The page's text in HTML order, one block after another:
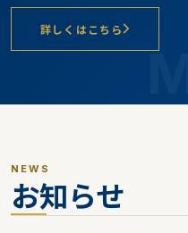
詳しくはこちら
NEWS
お知らせ